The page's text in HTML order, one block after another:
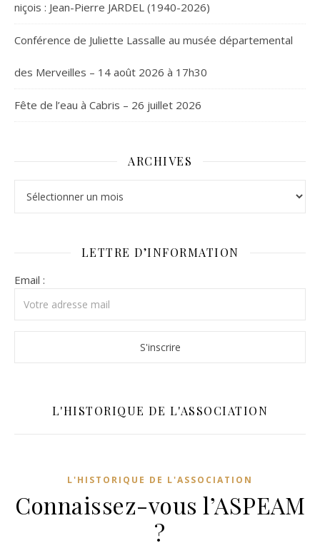
niçois : Jean-Pierre JARDEL (1940-2026)
Conférence de Juliette Lassalle au musée départemental
des Merveilles – 14 août 2026 à 17h30
Fête de l’eau à Cabris – 26 juillet 2026
ARCHIVES
LETTRE D’INFORMATION
Email :
L'HISTORIQUE DE L'ASSOCIATION
L'HISTORIQUE DE L'ASSOCIATION
Connaissez-vous l’ASPEAM
?